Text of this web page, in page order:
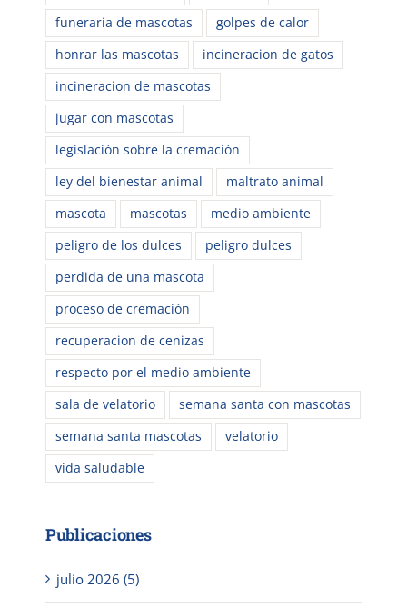
funeraria de mascotas
golpes de calor
honrar las mascotas
incineracion de gatos
incineracion de mascotas
jugar con mascotas
legislación sobre la cremación
ley del bienestar animal
maltrato animal
mascota
mascotas
medio ambiente
peligro de los dulces
peligro dulces
perdida de una mascota
proceso de cremación
recuperacion de cenizas
respecto por el medio ambiente
sala de velatorio
semana santa con mascotas
semana santa mascotas
velatorio
vida saludable
Publicaciones
julio 2026 (5)